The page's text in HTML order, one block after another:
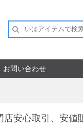
お問い合わせ
安心取引、安